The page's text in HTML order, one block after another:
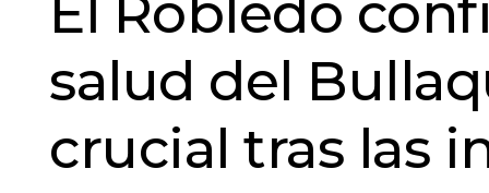
El Robledo
salud del
crucial tras las